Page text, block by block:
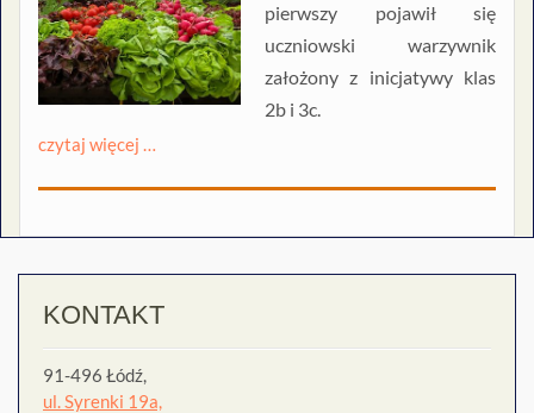
pierwszy pojawił się
uczniowski warzywnik
założony z inicjatywy klas
2b i 3c.
czytaj więcej …
KONTAKT
91-496 Łódź,
ul. Syrenki 19a,